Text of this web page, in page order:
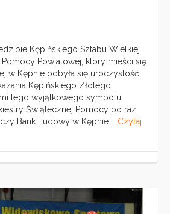
Kępińskiego Sztabu Wielkiej
Powiatowej, który mieści się
w Kępnie odbyła się uroczystość
Kępińskiego Złotego
tego wyjątkowego symbolu
Świątecznej Pomocy po raz
Bank Ludowy w Kępnie … Czytaj